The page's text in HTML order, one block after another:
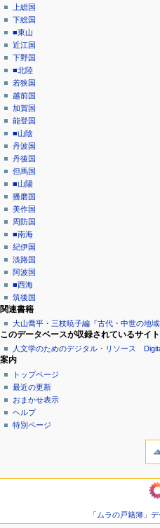
上総国
下総国
■東山
近江国
下野国
■北陸
若狭国
越前国
加賀国
能登国
■山陰
丹波国
丹後国
但馬国
■山陽
播磨国
美作国
周防国
■南海
紀伊国
淡路国
阿波国
■西海
筑後国
関連書籍
大山喬平・三枝暁子編『古代・中世の
このデータベースが収録されているサイト
人文学のためのデジタル・リソース
案内
トップページ
最近の更新
おまかせ表示
ヘルプ
特別ページ
ペ
ようこそムラの戸籍簿へ
「ムラの戸籍簿」